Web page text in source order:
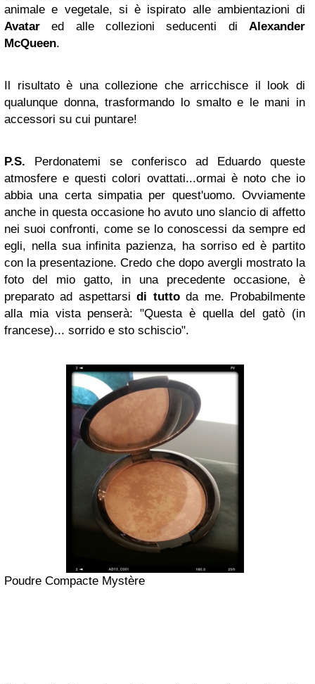
animale e vegetale, si è ispirato alle ambientazioni di
Avatar ed alle collezioni seducenti di Alexander
McQueen.
Il risultato è una collezione che arricchisce il look di
qualunque donna, trasformando lo smalto e le mani in
accessori su cui puntare!
P.S. Perdonatemi se conferisco ad Eduardo queste
atmosfere e questi colori ovattati...ormai è noto che io
abbia una certa simpatia per quest'uomo. Ovviamente
anche in questa occasione ho avuto uno slancio di affetto
nei suoi confronti, come se lo conoscessi da sempre ed
egli, nella sua infinita pazienza, ha sorriso ed è partito
con la presentazione. Credo che dopo avergli mostrato la
foto del mio gatto, in una precedente occasione, è
preparato ad aspettarsidi tuttoda me. Probabilmente
alla mia vista penserà: "Questa è quella del gatò (in
francese)... sorrido e sto schiscio".
Poudre Compacte Mystère